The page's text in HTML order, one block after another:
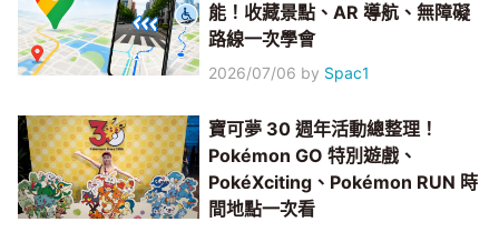
能！收藏景點、AR 導航、無障礙
路線一次學會
2026/07/06 by Spac1
寶可夢 30 週年活動總整理！
Pokémon GO 特別遊戲、
PokéXciting、Pokémon RUN 時
間地點一次看